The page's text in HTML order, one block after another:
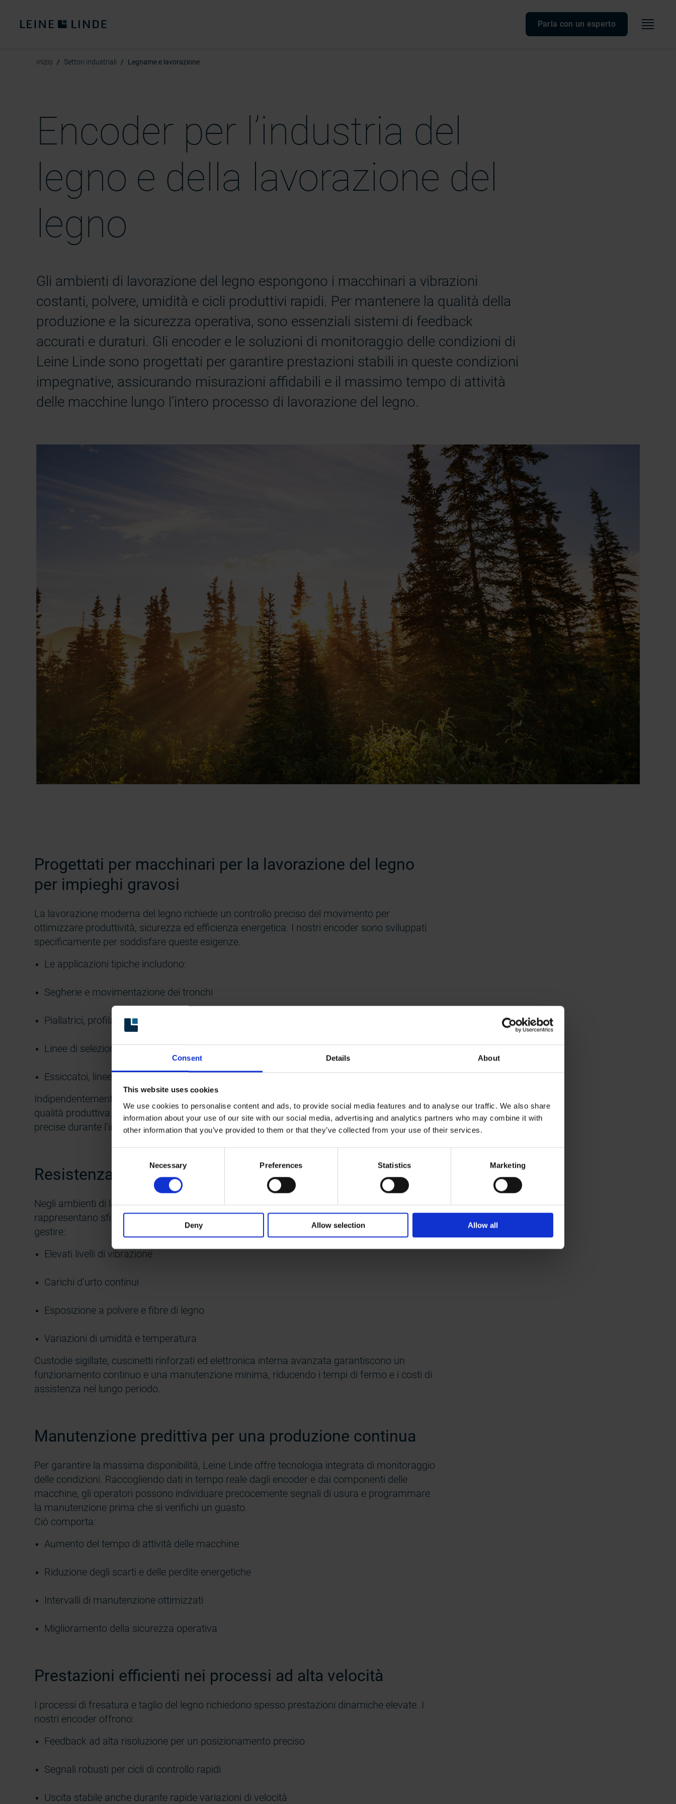
Consent Details About
This website uses cookies
We use cookies to personalise content and ads, to provide social media features and to analyse our traffic. We also share
information about your use of our site with our social media, advertising and analytics partners who may combine it with
other information that you’ve provided to them or that they’ve collected from your use of their services.
Necessary Preferences Statistics Marketing
Deny Allow selection Allow all
Parla con un esperto
Inizio Settori industriali Legname e lavorazione
Encoder per l’industria del
legno e della lavorazione del
legno
Gli ambienti di lavorazione del legno espongono i macchinari a vibrazioni
costanti, polvere, umidità e cicli produttivi rapidi. Per mantenere la qualità della
produzione e la sicurezza operativa, sono essenziali sistemi di feedback
accurati e duraturi. Gli encoder e le soluzioni di monitoraggio delle condizioni di
Leine Linde sono progettati per garantire prestazioni stabili in queste condizioni
impegnative, assicurando misurazioni affidabili e il massimo tempo di attività
delle macchine lungo l’intero processo di lavorazione del legno.
Progettati per macchinari per la lavorazione del legno
per impieghi gravosi
La lavorazione moderna del legno richiede un controllo preciso del movimento per
ottimizzare produttività, sicurezza ed efficienza energetica. I nostri encoder sono sviluppati
specificamente per soddisfare queste esigenze.
Le applicazioni tipiche includono:
Segherie e movimentazione dei tronchi
Piallatrici, profilatrici e fresatrici per bordi
Linee di selezione e trasporto del legno
Essiccatoi, linee di pressatura e sistemi di finitura
Indipendentemente dal macchinario, un feedback stabile è fondamentale per mantenere la
qualità produttiva. Le soluzioni Leine Linde sono progettate per offrire prestazioni affidabili e
precise durante l’intero ciclo di vita delle apparecchiature.
Resistenza a polvere, umidità e vibrazioni
Negli ambienti di lavorazione del legno, la polvere in sospensione e le vibrazioni
rappresentano sfide costanti. I nostri encoder per impieghi gravosi sono progettati per
gestire:
Elevati livelli di vibrazione
Carichi d’urto continui
Esposizione a polvere e fibre di legno
Variazioni di umidità e temperatura
Custodie sigillate, cuscinetti rinforzati ed elettronica interna avanzata garantiscono un
funzionamento continuo e una manutenzione minima, riducendo i tempi di fermo e i costi di
assistenza nel lungo periodo.
Manutenzione predittiva per una produzione continua
Per garantire la massima disponibilità, Leine Linde offre tecnologia integrata di monitoraggio
delle condizioni. Raccogliendo dati in tempo reale dagli encoder e dai componenti delle
macchine, gli operatori possono individuare precocemente segnali di usura e programmare
la manutenzione prima che si verifichi un guasto.
Ciò comporta:
Aumento del tempo di attività delle macchine
Riduzione degli scarti e delle perdite energetiche
Intervalli di manutenzione ottimizzati
Miglioramento della sicurezza operativa
Prestazioni efficienti nei processi ad alta velocità
I processi di fresatura e taglio del legno richiedono spesso prestazioni dinamiche elevate. I
nostri encoder offrono:
Feedback ad alta risoluzione per un posizionamento preciso
Segnali robusti per cicli di controllo rapidi
Uscita stabile anche durante rapide variazioni di velocità